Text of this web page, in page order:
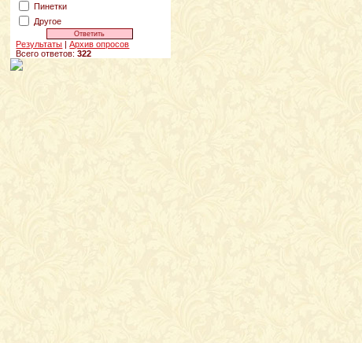
Пинетки
Другое
Результаты |Архив опросов
Всего ответов:322